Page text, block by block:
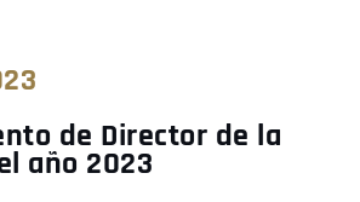
de Director de la
año 2023